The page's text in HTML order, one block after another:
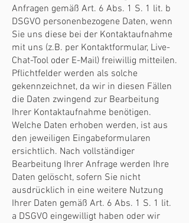
Anfragen gemäß Art. 6 Abs. 1 S. 1 lit. b
DSGVO personenbezogene Daten, wenn
Sie uns diese bei der Kontaktaufnahme
mit uns (z.B. per Kontaktformular, Live-
Chat-Tool oder E-Mail) freiwillig mitteilen.
Pflichtfelder werden als solche
gekennzeichnet, da wir in diesen Fällen
die Daten zwingend zur Bearbeitung
Ihrer Kontaktaufnahme benötigen.
Welche Daten erhoben werden, ist aus
den jeweiligen Eingabeformularen
ersichtlich. Nach vollständiger
Bearbeitung Ihrer Anfrage werden Ihre
Daten gelöscht, sofern Sie nicht
ausdrücklich in eine weitere Nutzung
Ihrer Daten gemäß Art. 6 Abs. 1 S. 1 lit.
a DSGVO eingewilligt haben oder wir